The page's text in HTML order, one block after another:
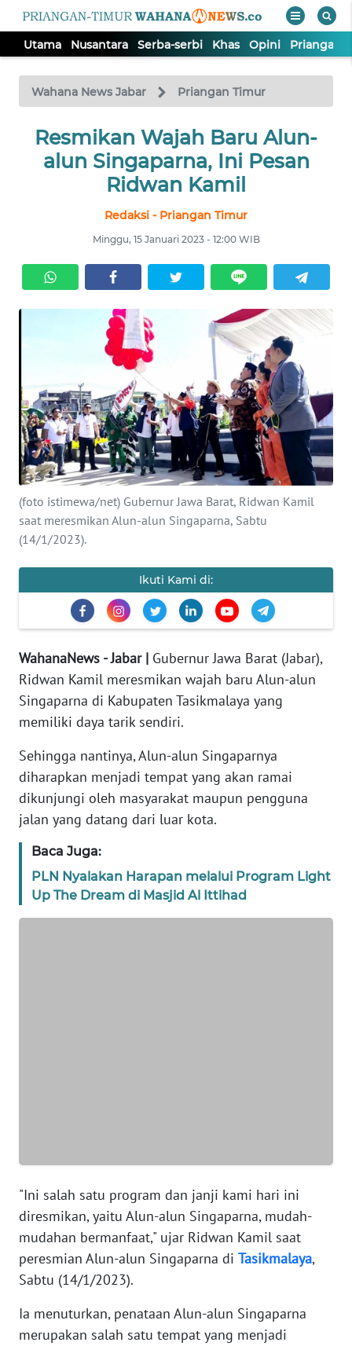
Utama Nusantara Serba-serbi Khas Opini Priangan
Wahana News Jabar Priangan Timur
Resmikan Wajah Baru Alun-
alun Singaparna, Ini Pesan
Ridwan Kamil
Redaksi - Priangan Timur
Minggu, 15 Januari 2023 - 12:00 WIB
(foto istimewa/net) Gubernur Jawa Barat, Ridwan Kamil
saat meresmikan Alun-alun Singaparna, Sabtu
(14/1/2023).
Ikuti Kami di:
WahanaNews - Jabar | Gubernur Jawa Barat (Jabar),
Ridwan Kamil meresmikan wajah baru Alun-alun
Singaparna di Kabupaten Tasikmalaya yang
memiliki daya tarik sendiri.
Sehingga nantinya, Alun-alun Singaparnya
diharapkan menjadi tempat yang akan ramai
dikunjungi oleh masyarakat maupun pengguna
jalan yang datang dari luar kota.
Baca Juga:
PLN Nyalakan Harapan melalui Program Light
Up The Dream di Masjid Al Ittihad
"Ini salah satu program dan janji kami hari ini
diresmikan, yaitu Alun-alun Singaparna, mudah-
mudahan bermanfaat," ujar Ridwan Kamil saat
peresmian Alun-alun Singaparna di Tasikmalaya,
Sabtu (14/1/2023).
Ia menuturkan, penataan Alun-alun Singaparna
merupakan salah satu tempat yang menjadi
TV
Tutup
UTAMA
KHAS
TIMUR
SUKABUMI
PURWAKARTA
Informasi
BERITA
KAMI
INFO
IKLAN
TENTANG
PEDOMAN
MEDIA
SIBER
KARIR
JABAR
WN